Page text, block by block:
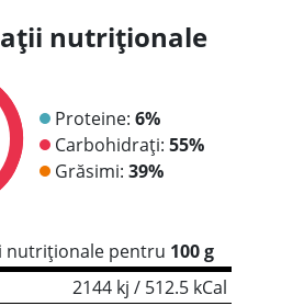
nutriționale
Proteine: 6%
Carbohidrați: 55%
Grăsimi: 39%
nutriționale pentru 100 g
2144 kj / 512.5 kCal